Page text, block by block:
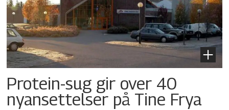
Protein-sug gir over 40
nyansettelser på Tine Frya